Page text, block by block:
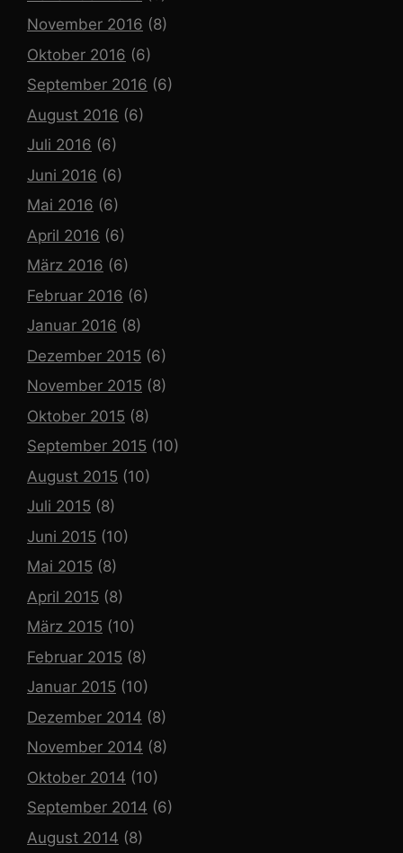
November 2016 (8)
Oktober 2016 (6)
September 2016 (6)
August 2016 (6)
Juli 2016 (6)
Juni 2016 (6)
Mai 2016 (6)
April 2016 (6)
März 2016 (6)
Februar 2016 (6)
Januar 2016 (8)
Dezember 2015 (6)
November 2015 (8)
Oktober 2015 (8)
September 2015 (10)
August 2015 (10)
Juli 2015 (8)
Juni 2015 (10)
Mai 2015 (8)
April 2015 (8)
März 2015 (10)
Februar 2015 (8)
Januar 2015 (10)
Dezember 2014 (8)
November 2014 (8)
Oktober 2014 (10)
September 2014 (6)
August 2014 (8)